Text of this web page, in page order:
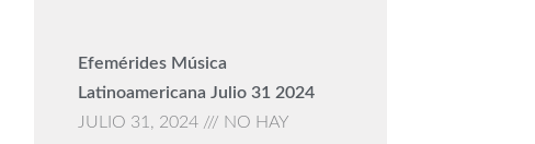
Efemérides Música
Latinoamericana Julio 31 2024
JULIO 31, 2024
NO HAY